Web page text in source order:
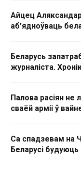
Айцец
аб'ядноўваць
Беларусь
журналіста.
Палова расіян не
сваёй арміі ў
Са спадзевам на
Беларусі